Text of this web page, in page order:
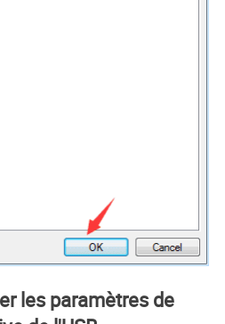
les paramètres de